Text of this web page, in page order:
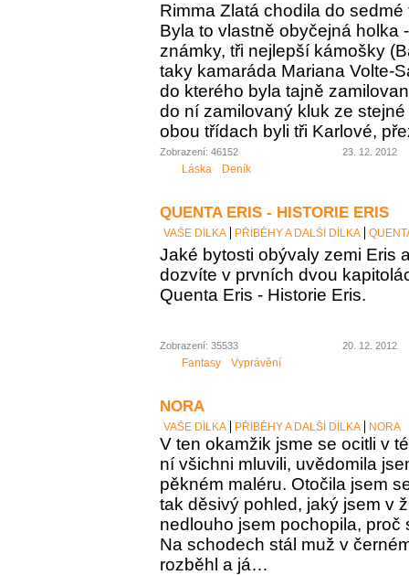
Rimma Zlatá chodila do
Byla to vlastně obyčejná holka
známky, tři nejlepší kámošky
taky kamaráda Mariana Volte-
do kterého byla tajně
do ní zamilovaný kluk ze
obou třídach byli tři Karlové,
Zobrazení: 46152 23. 12. 2012
Láska Deník
QUENTA ERIS - HISTORIE ERIS
VAŠE DÍLKA PŘÍBĚHY A DALŠÍ DÍLKA
Jaké bytosti obývaly zemi Eris
dozvíte v prvních dvou
Quenta Eris - Historie Eris.
Zobrazení: 35533 20. 12. 2012
Fantasy Vyprávění
NORA
VAŠE DÍLKA PŘÍBĚHY A DALŠÍ DÍLKA NORA
V ten okamžik jsme se ocitli v
ní všichni mluvili, uvědomila
pěkném maléru. Otočila jsem
tak děsivý pohled, jaký jsem v
nedlouho jsem pochopila, proč
Na schodech stál muž v
rozběhl a já…